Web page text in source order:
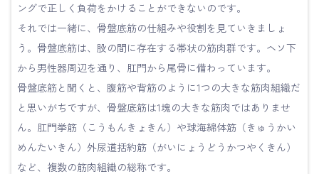
ングで正しく負荷をかけることができないのです。
それでは一緒に、骨盤底筋の仕組みや役割を見ていきましょ
う。骨盤底筋は、股の間に存在する帯状の筋肉群です。ヘソ下
から男性器周辺を通り、肛門から尾骨に備わっています。
骨盤底筋と聞くと、腹筋や背筋のように1つの大きな筋肉組織だ
と思いがちですが、骨盤底筋は1塊の大きな筋肉ではありませ
ん。肛門挙筋（こうもんきょきん）や球海綿体筋（きゅうかい
めんたいきん）外尿道括約筋（がいにょうどうかつやくきん）
など、複数の筋肉組織の総称です。